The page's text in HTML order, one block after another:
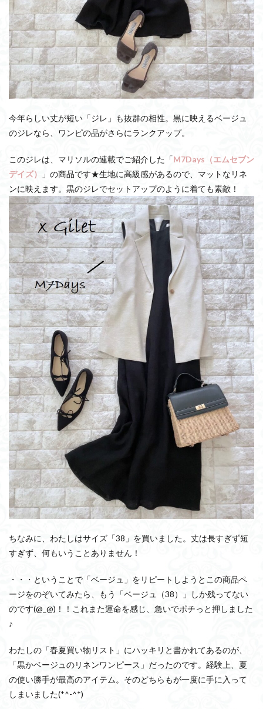
今年らしい丈が短い「ジレ」も抜群の相性。黒に映えるベージュ
のジレなら、ワンピの品がさらにランクアップ。
このジレは、マリソルの連載でご紹介した「M7Days（エムセブン
デイズ）
」の商品です★生地に高級感があるので、マットなリネ
ンに映えます。黒のジレでセットアップのように着ても素敵！
ちなみに、わたしはサイズ「38」を買いました。丈は長すぎず短
すぎず、何もいうことありません！
・・・ということで「ベージュ」をリピートしようとこの商品ペ
ージをのぞいてみたら、もう「ベージュ（38）」しか残ってない
のです(@_@)！！これまた運命を感じ、急いでポチっと押しました
♪
わたしの「春夏買い物リスト」にハッキリと書かれてあるのが、
「黒かベージュのリネンワンピース」だったのです。経験上、夏
の使い勝手が最高のアイテム。そのどちらもが一度に手に入って
しまいました(*^-^*)